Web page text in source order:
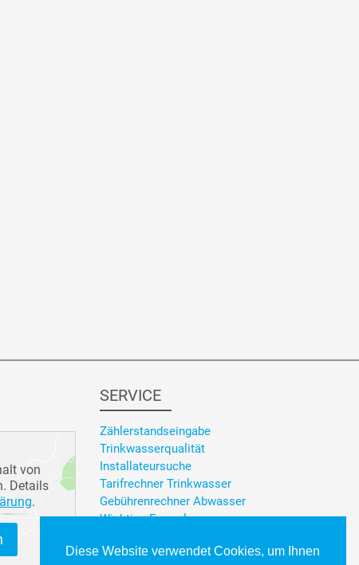
von
Details
.
SERVICE
Zählerstandseingabe
Trinkwasserqualität
Installateursuche
Tarifrechner Trinkwasser
Gebührenrechner Abwasser
Wichtige Formulare
Diese Website verwendet Cookies, um Ihnen